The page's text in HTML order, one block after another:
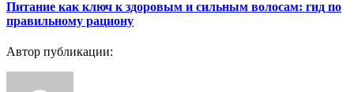
Питание как ключ к здоровым и сильным волосам: гид по
правильному рациону
Автор публикации: